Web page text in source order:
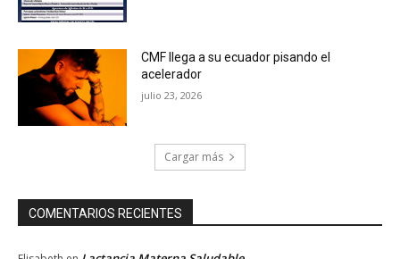
CMF llega a su ecuador pisando el
acelerador
julio 23, 2026
Cargar más
COMENTARIOS RECIENTES